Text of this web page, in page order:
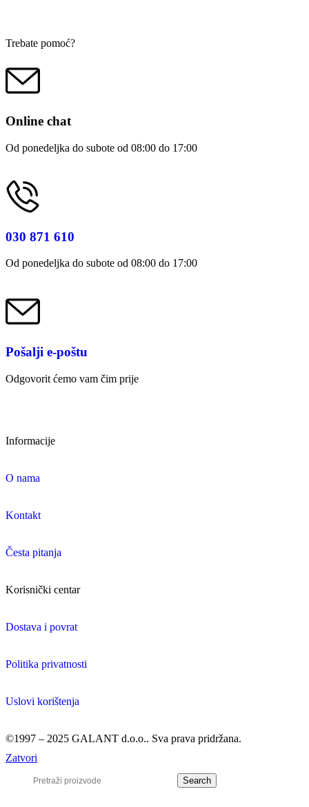
Trebate pomoć?
Online chat
Od ponedeljka do subote od 08:00 do 17:00
030 871 610
Od ponedeljka do subote od 08:00 do 17:00
Pošalji e-poštu
Odgovorit ćemo vam čim prije
Informacije
O nama
Kontakt
Česta pitanja
Korisnički centar
Dostava i povrat
Politika privatnosti
Uslovi korištenja
©1997 – 2025 GALANT d.o.o.. Sva prava pridržana.
Zatvori
Search